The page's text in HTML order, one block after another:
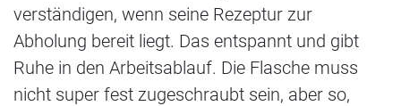
verständigen, wenn seine Rezeptur zur
Abholung bereit liegt. Das entspannt und gibt
Ruhe in den Arbeitsablauf. Die Flasche muss
nicht super fest zugeschraubt sein, aber so,